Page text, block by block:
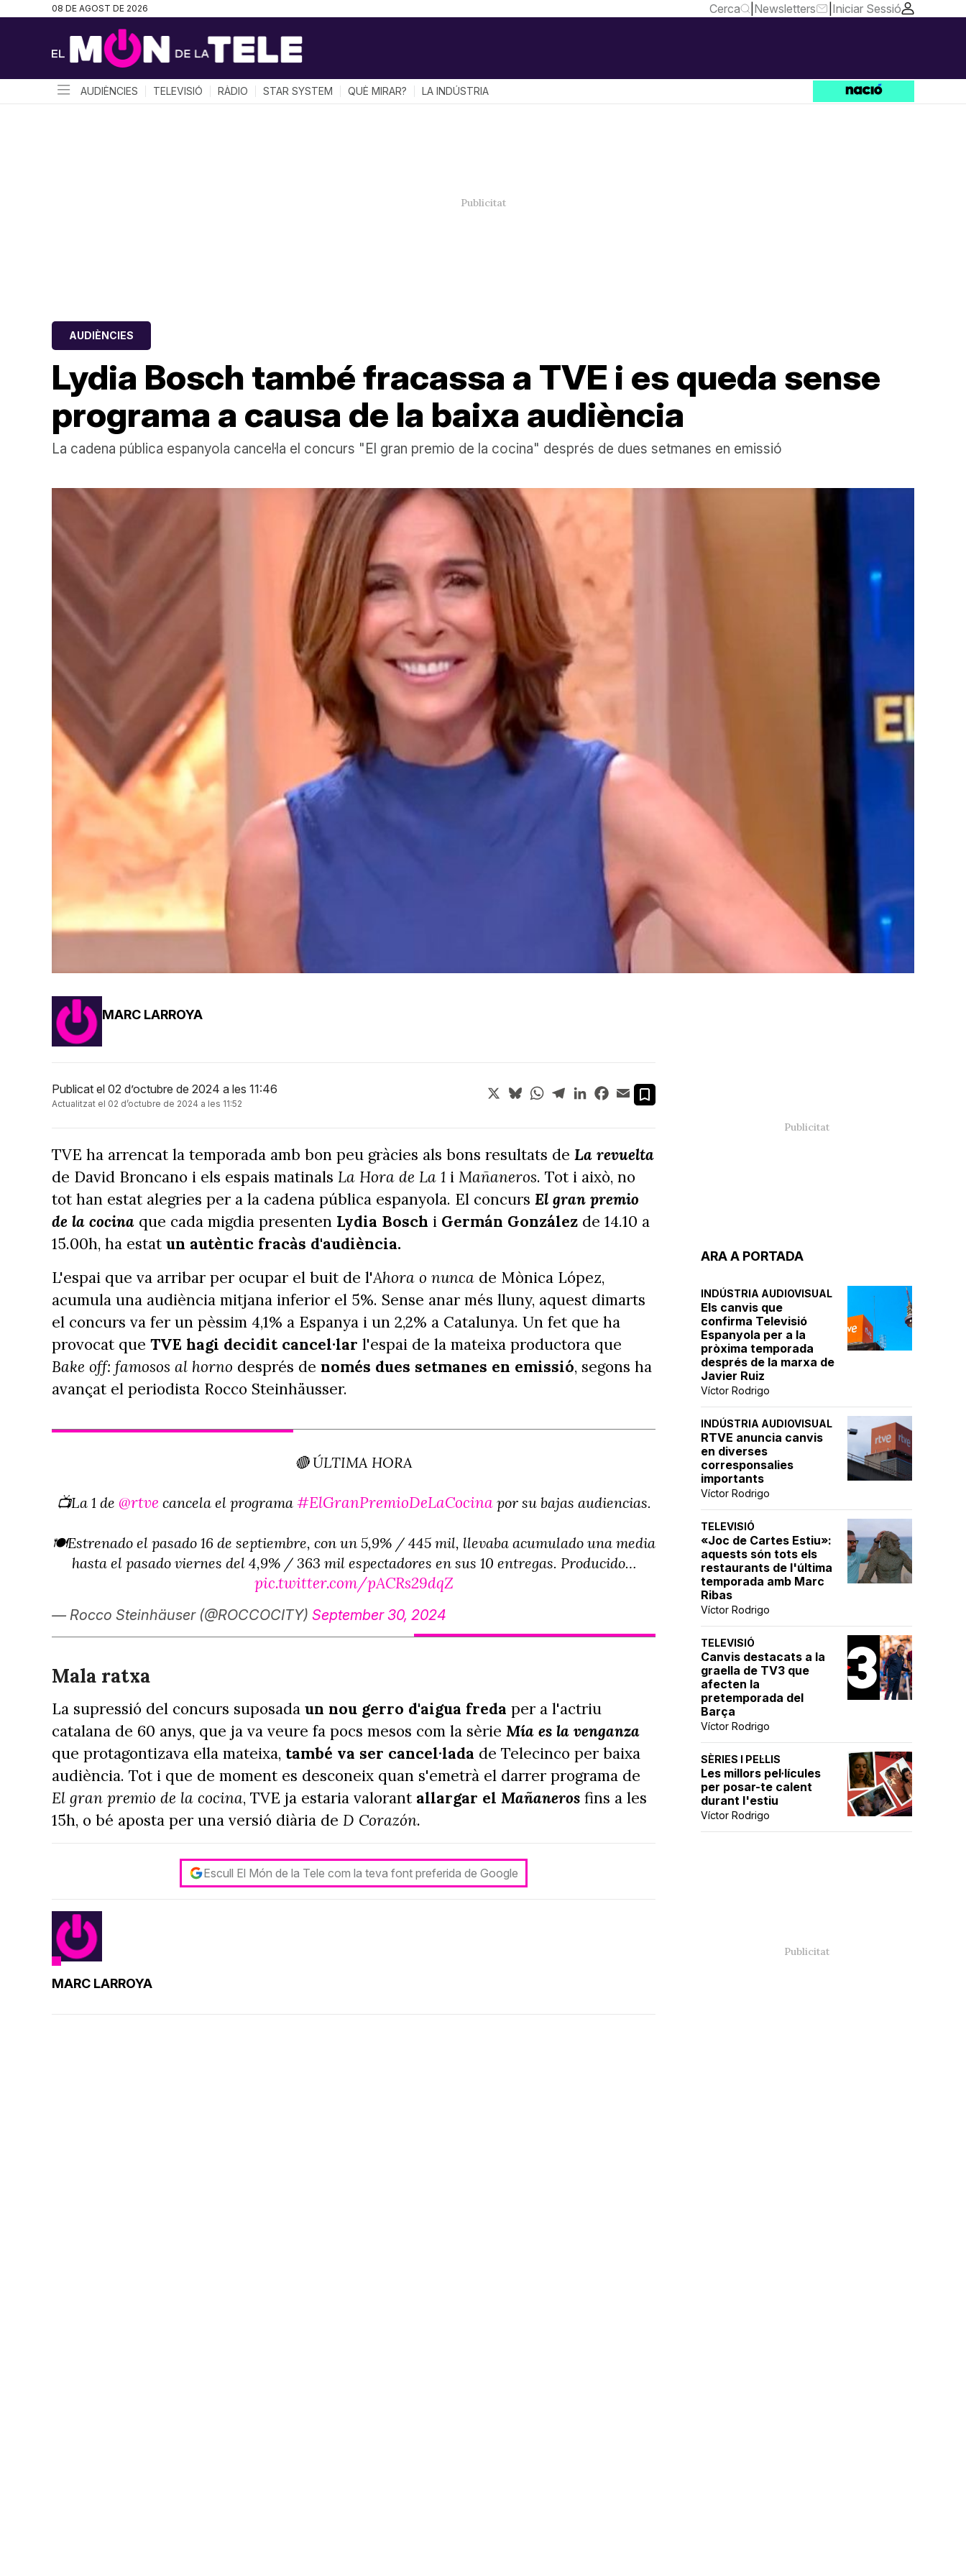
08 DE AGOST DE 2026 Cerca Newsletters Iniciar Sessió
AUDIÈNCIES TELEVISIÓ RÀDIO STAR SYSTEM QUÈ MIRAR? LA INDÚSTRIA
Lydia Bosch també fracassa a TVE i es queda sense
programa a causa de la baixa audiència
AUDIÈNCIES
La cadena pública espanyola cancel·la el concurs "El gran premio de la cocina" després de dues setmanes en emissió
ARA A PORTADA
INDÚSTRIA AUDIOVISUAL
Els canvis que
confirma Televisió
Espanyola per a la
pròxima temporada
després de la marxa de
Javier Ruiz
Víctor Rodrigo
INDÚSTRIA AUDIOVISUAL
RTVE anuncia canvis
en diverses
corresponsalies
importants
Víctor Rodrigo
TELEVISIÓ
«Joc de Cartes Estiu»:
aquests són tots els
restaurants de l'última
temporada amb Marc
Ribas
Víctor Rodrigo
TELEVISIÓ
Canvis destacats a la
graella de TV3 que
afecten la
pretemporada del
Barça
Víctor Rodrigo
SÈRIES I PEL·LIS
Les millors pel·lícules
per posar-te calent
durant l'estiu
Víctor Rodrigo
MARC LARROYA
Publicat el 02 d’octubre de 2024 a les 11:46
Actualitzat el 02 d’octubre de 2024 a les 11:52
X BlueskyWhatsApp
TelegramLinkedInFacebook
Email
TVE ha arrencat la temporada amb bon peu gràcies als bons resultats de La revuelta
de David Broncano i els espais matinals La Hora de La 1 i Mañaneros. Tot i això, no
tot han estat alegries per a la cadena pública espanyola. El concurs El gran premio
de la cocina que cada migdia presenten Lydia Bosch i Germán González de 14.10 a
15.00h, ha estat un autèntic fracàs d'audiència.
L'espai que va arribar per ocupar el buit de l'Ahora o nunca de Mònica López,
acumula una audiència mitjana inferior el 5%. Sense anar més lluny, aquest dimarts
el concurs va fer un pèssim 4,1% a Espanya i un 2,2% a Catalunya. Un fet que ha
provocat que TVE hagi decidit cancel·lar l'espai de la mateixa productora que
Bake off: famosos al horno després de només dues setmanes en emissió, segons ha
avançat el periodista Rocco Steinhäusser.
🔴 ÚLTIMA HORA
📺La 1 de @rtve cancela el programa #ElGranPremioDeLaCocinapor su bajas audiencias.
🍽️Estrenado el pasado 16 de septiembre, con un 5,9% / 445 mil, llevaba acumulado una media
hasta el pasado viernes del 4,9% / 363 mil espectadores en sus 10 entregas. Producido…
pic.twitter.com/pACRs29dqZ
— Rocco Steinhäuser (@ROCCOCITY) September 30, 2024
Mala ratxa
La supressió del concurs suposada un nou gerro d'aigua freda per a l'actriu
catalana de 60 anys, que ja va veure fa pocs mesos com la sèrie Mía es la venganza
que protagontizava ella mateixa, també va ser cancel·lada de Telecinco per baixa
audiència. Tot i que de moment es desconeix quan s'emetrà el darrer programa de
El gran premio de la cocina, TVE ja estaria valorant allargar el Mañaneros fins a les
15h, o bé aposta per una versió diària de D Corazón.
Escull El Món de la Tele com la teva font preferida de Google
MARC LARROYA